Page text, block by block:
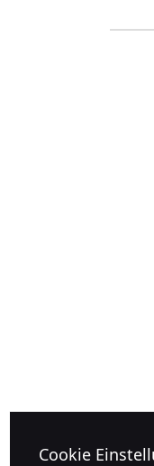
Cookie